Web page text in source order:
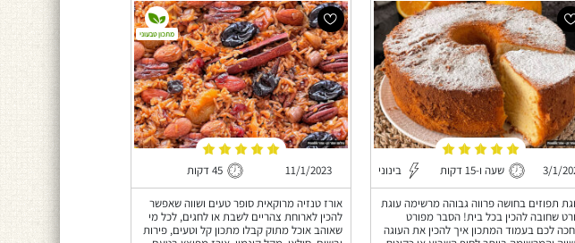
3/1/ שעה ו-15 דקות בינוני
תפוזים בחושה פרווה גבוהה מרשימה עוגת
שחובה להכין בכל בית! הסבר מפורט
לכם בעמוד המתכון איך להכין את העוגה
11/1/2023 45 דקות
אורז טנזיה מרוקאית סופר טעים ושווה שאפשר
להכין לארוחת צהריים לשבת או לחגים, לכל מי
שאוהב אוכל מתוק קבלו מתכון קל וטעים, פירות
מתכון טבעוני